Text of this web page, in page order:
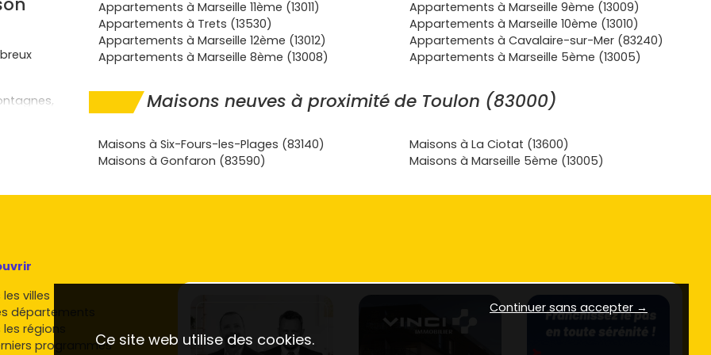
tout
aux
à
Appartements à Marseille 11ème (13011)
Appartements à Marseille 9ème (13009)
Appartements à Trets (13530)
Appartements à Marseille 10ème (13010)
Appartements à Marseille 12ème (13012)
Appartements à Cavalaire-sur-Mer (83240)
Appartements à Marseille 8ème (13008)
Appartements à Marseille 5ème (13005)
Maisons neuves à proximité de Toulon (83000)
Maisons à Six-Fours-les-Plages (83140)
Maisons à La Ciotat (13600)
Maisons à Gonfaron (83590)
Maisons à Marseille 5ème (13005)
villes
départements
régions
programmes
Continuer sans accepter →
Ce site web utilise des cookies.